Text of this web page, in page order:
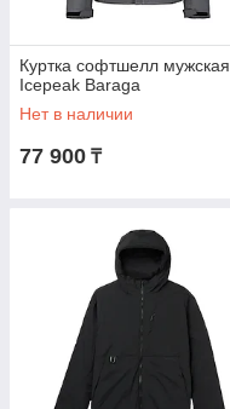
Куртка софтшелл мужская
Icepeak Baraga
Нет в наличии
77 900 ₸